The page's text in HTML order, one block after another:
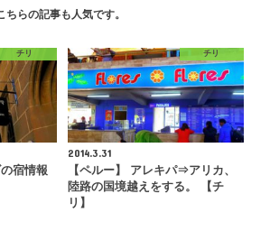
ちらの記事も人気です。
チリ
宿情報
チリ
2014.3.31
【ペルー】 アレキパ⇒アリカ、
陸路の国境越えをする。 【チ
リ】